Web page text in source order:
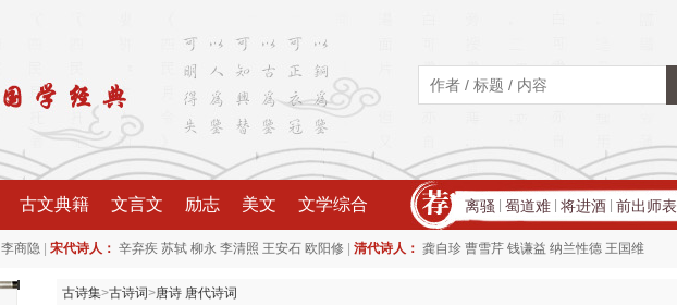
古文典籍 文言文 励志 美文 文学综合 离骚 蜀道难 将进酒 前出师表
李商隐 宋代诗人： 辛弃疾 苏轼 柳永 李清照 王安石 欧阳修 清代诗人： 龚自珍 曹雪芹 钱谦益 纳兰性德 王国维
古诗集>古诗词>唐诗 唐代诗词